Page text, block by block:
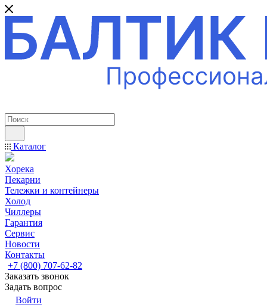
Каталог
Хорека
Пекарни
Тележки и контейнеры
Холод
Чиллеры
Гарантия
Сервис
Новости
Контакты
+7 (800) 707-62-82
Заказать звонок
Задать вопрос
Войти